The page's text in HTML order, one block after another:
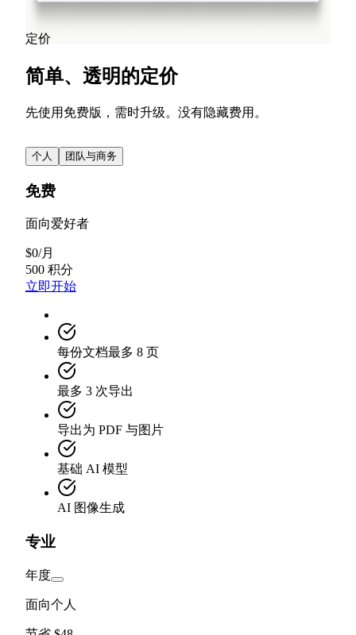
阅读更多
查看所有博客文章
定价
简单、透明的定价
先使用免费版，需时升级。没有隐藏费用。
个人 团队与商务
免费
面向爱好者
$0/月
500 积分
立即开始
每份文档最多 8 页
最多 3 次导出
导出为 PDF 与图片
基础 AI 模型
AI 图像生成
专业
年度
面向个人